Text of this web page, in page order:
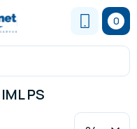
0
PS